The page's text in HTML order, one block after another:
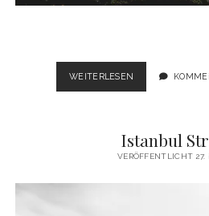
WEITERLESEN WANDERLUST
AM
Istanbul
VERÖFFENTLICHT 27.